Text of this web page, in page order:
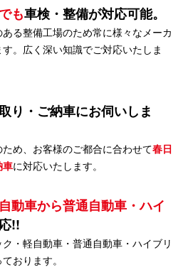
も車検・整備が対応可能。
る整備工場のため常に様々なメーカ
。広く深い知識でご対応いたしま
り・ご納車にお伺いしま
め、お客様のご都合に合わせて春日
車に対応いたします。
動車から普通自動車・ハイ
!!
・軽自動車・普通自動車・ハイブリ
おります。